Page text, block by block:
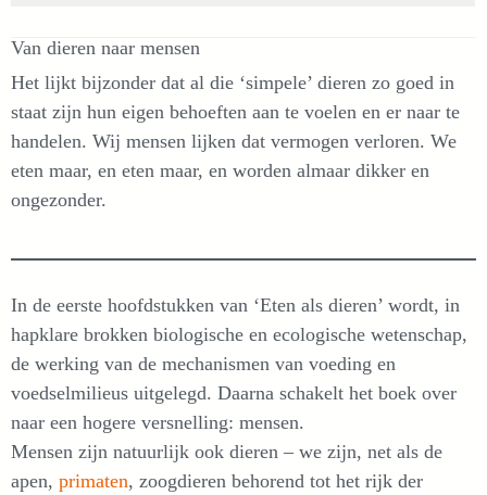
Van dieren naar mensen
Het lijkt bijzonder dat al die ‘simpele’ dieren zo goed in
staat zijn hun eigen behoeften aan te voelen en er naar te
handelen. Wij mensen lijken dat vermogen verloren. We
eten maar, en eten maar, en worden almaar dikker en
ongezonder.
In de eerste hoofdstukken van ‘Eten als dieren’ wordt, in
hapklare brokken biologische en ecologische wetenschap,
de werking van de mechanismen van voeding en
voedselmilieus uitgelegd. Daarna schakelt het boek over
naar een hogere versnelling: mensen.
Mensen zijn natuurlijk ook dieren – we zijn, net als de
apen, primaten, zoogdieren behorend tot het rijk der